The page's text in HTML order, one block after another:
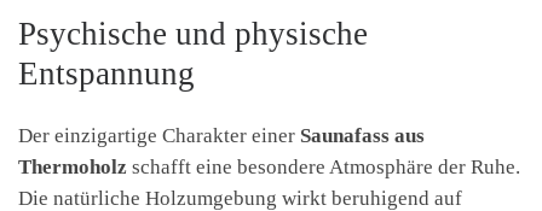
Psychische und physische
Entspannung
Der einzigartige Charakter einer Saunafass aus
Thermoholz schafft eine besondere Atmosphäre der Ruhe.
Die natürliche Holzumgebung wirkt beruhigend auf